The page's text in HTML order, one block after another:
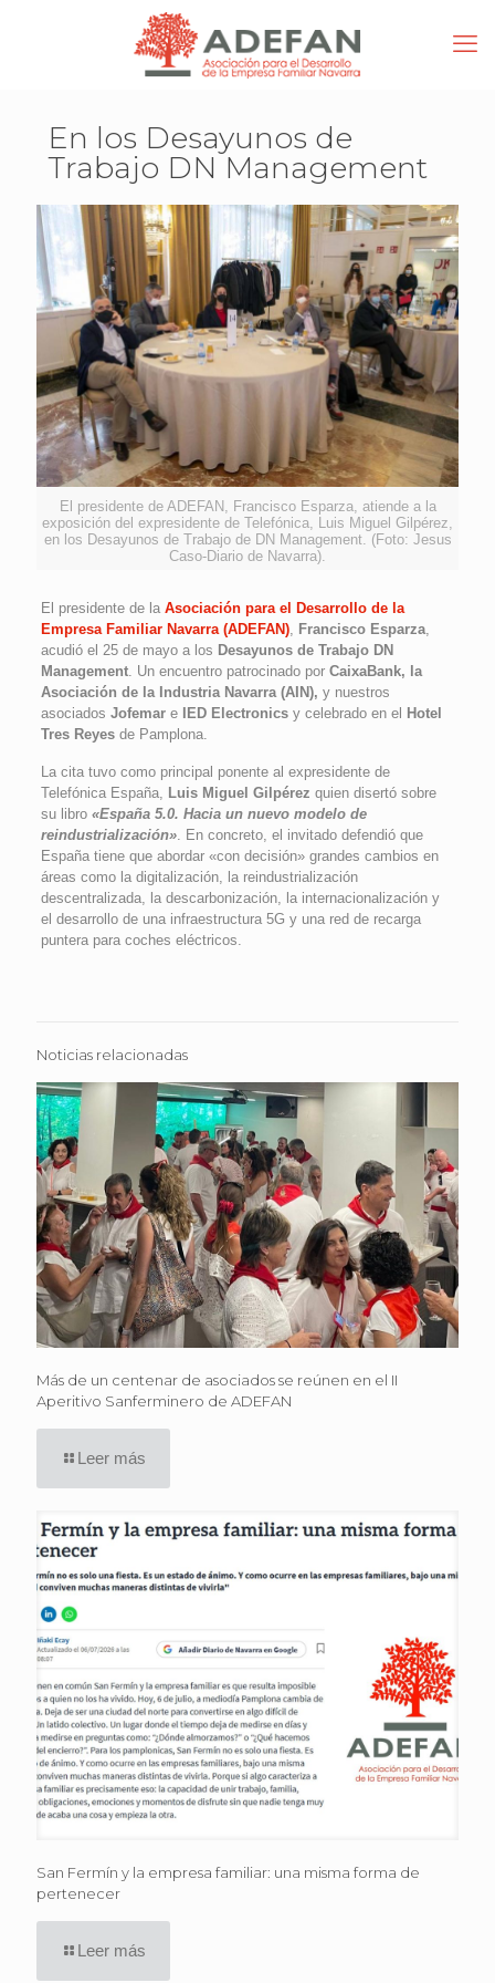
En los Desayunos de
Trabajo DN Management
El presidente de ADEFAN, Francisco Esparza, atiende a la
exposición del expresidente de Telefónica, Luis Miguel Gilpérez,
en los Desayunos de Trabajo de DN Management. (Foto: Jesus
Caso-Diario de Navarra).
El presidente de la Asociación para el Desarrollo de la
Empresa Familiar Navarra (ADEFAN), Francisco Esparza,
acudió el 25 de mayo a los Desayunos de Trabajo DN
Management. Un encuentro patrocinado por CaixaBank, la
Asociación de la Industria Navarra (AIN), y nuestros
asociados JofemareIED Electronicsy celebrado en el Hotel
Tres Reyesde Pamplona.
La cita tuvo como principal ponente al expresidente de
Telefónica España, Luis Miguel Gilpérez quien disertó sobre
su libro «España 5.0. Hacia un nuevo modelo de
reindustrialización». En concreto, el invitado defendió que
España tiene que abordar «con decisión» grandes cambios en
áreas como la digitalización, la reindustrialización
descentralizada, la descarbonización, la internacionalización y
el desarrollo de una infraestructura 5G y una red de recarga
puntera para coches eléctricos.
Noticias relacionadas
Más de un centenar de asociados se reúnen en el II
Aperitivo Sanferminero de ADEFAN
Leer más
San Fermín y la empresa familiar: una misma forma de
pertenecer
Leer más